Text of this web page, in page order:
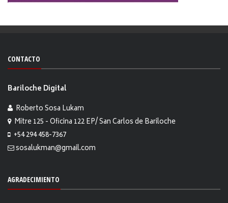
CONTACTO
Bariloche Digital
Roberto Sosa Lukam
Mitre 125 - Oficina 122 EP/ San Carlos de Bariloche
+54 294 458-7367
sosalukman@gmail.com
AGRADECIMIENTO